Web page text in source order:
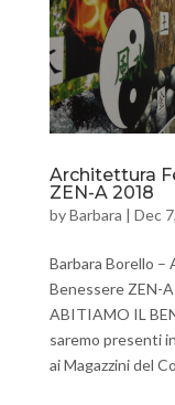
Architettura
ZEN-A 2018
byBarbara | Dec
Barbara Borello –
Benessere ZEN-
ABITIAMO IL
saremo presenti
ai Magazzini del